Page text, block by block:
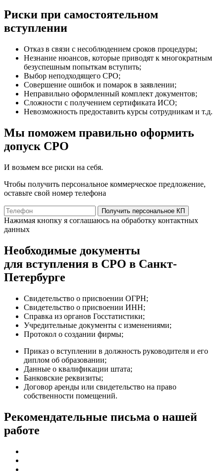
Риски при самостоятельном
вступлении
Отказ в связи с несоблюдением сроков процедуры;
Незнание нюансов, которые приводят к многократным
безуспешным попыткам вступить;
Выбор неподходящего СРО;
Совершение ошибок и помарок в заявлении;
Неправильно оформленный комплект документов;
Сложности с получением сертификата ИСО;
Невозможность предоставить курсы сотрудникам и т.д.
Мы поможем правильно оформить
допуск СРО
И возьмем все риски на себя.
Чтобы получить персональное коммерческое предложение,
оставьте свой номер телефона
Получить персональное КП
Нажимая кнопку я соглашаюсь на обработку контактных
данных
Необходимые документы
для вступления в СРО в Санкт-
Петербурге
Свидетельство о присвоении ОГРН;
Свидетельство о присвоении ИНН;
Справка из органов Госстатистики;
Учредительные документы с изменениями;
Протокол о создании фирмы;
Приказ о вступлении в должность руководителя и его
диплом об образовании;
Данные о квалификации штата;
Банковские реквизиты;
Договор аренды или свидетельство на право
собственности помещений.
Рекомендательные письма о нашей
работе